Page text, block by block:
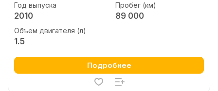
Год выпуска
2010
Пробег (км)
89 000
Объем двигателя (л)
1.5
Подробнее